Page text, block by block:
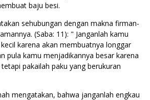
baju besi.
sehubungan dengan makna firman-
(Saba: 11): " Janganlah kamu
karena akan membuatnya longgar
pula kamu menjadikannya besar karena
pakailah paku yang berukuran
mengatakan, bahwa janganlah engkau